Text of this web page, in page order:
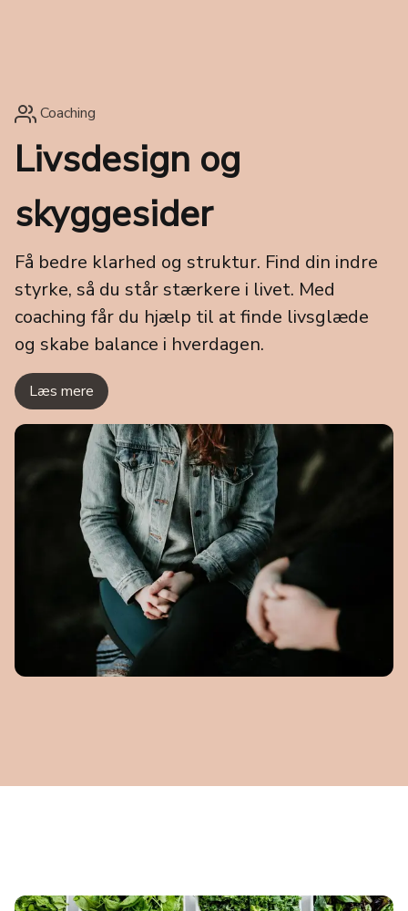
Coaching
Livsdesign og
skyggesider
Få bedre klarhed og struktur. Find din indre
styrke, så du står stærkere i livet. Med
coaching får du hjælp til at finde livsglæde
og skabe balance i hverdagen.
Læs mere